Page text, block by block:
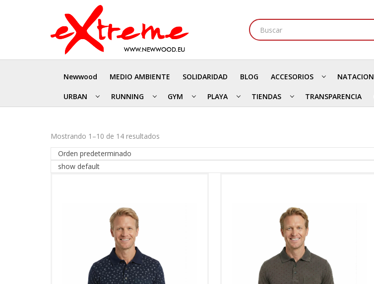
Newwood MEDIO AMBIENTE SOLIDARIDAD BLOG ACCESORIOS NATACION
URBAN RUNNING GYM PLAYA TIENDAS TRANSPARENCIA
Mostrando 1–10 de 14 resultados
Orden predeterminado
show default